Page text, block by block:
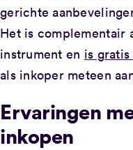
gerichte
Het is complementair
instrument en is
als inkoper meteen
Ervaringen
inkopen